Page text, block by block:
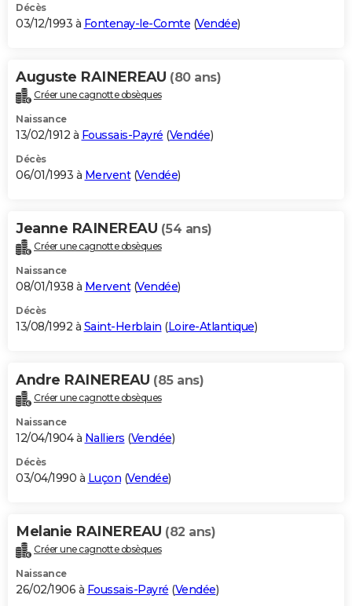
Décès
03/12/1993 à Fontenay-le-Comte (Vendée)
Auguste RAINEREAU (80 ans)
Créer une cagnotte obsèques
Naissance
13/02/1912 à Foussais-Payré (Vendée)
Décès
06/01/1993 à Mervent(Vendée)
Jeanne RAINEREAU (54 ans)
Créer une cagnotte obsèques
Naissance
08/01/1938 à Mervent(Vendée)
Décès
13/08/1992 à Saint-Herblain (Loire-Atlantique)
Andre RAINEREAU (85 ans)
Créer une cagnotte obsèques
Naissance
12/04/1904 à Nalliers (Vendée)
Décès
03/04/1990 à Luçon (Vendée)
Melanie RAINEREAU (82 ans)
Créer une cagnotte obsèques
Naissance
26/02/1906 à Foussais-Payré (Vendée)